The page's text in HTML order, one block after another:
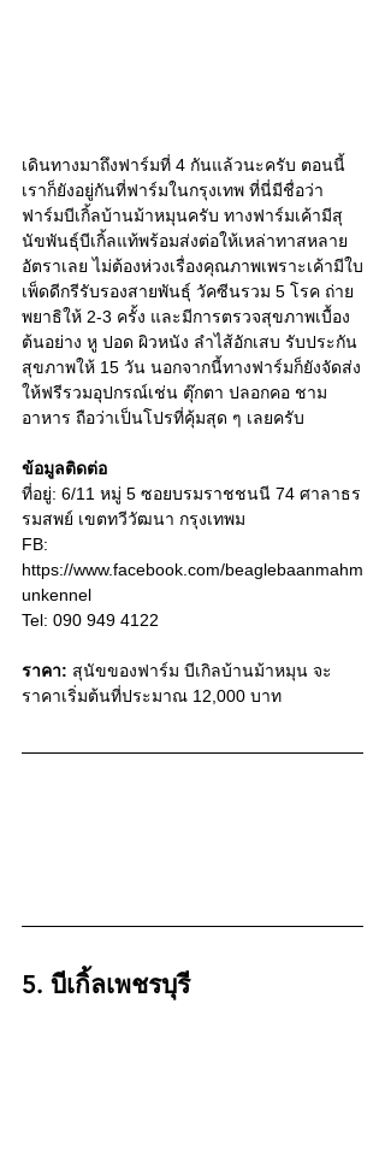
เดินทางมาถึงฟาร์มที่ 4 กันแล้วนะครับ ตอนนี้
เราก็ยังอยู่กันที่ฟาร์มในกรุงเทพ ที่นี่มีชื่อว่า
ฟาร์มบีเกิ้ลบ้านม้าหมุนครับ ทางฟาร์มเค้ามีสุ
นัขพันธุ์บีเกิ้ลแท้พร้อมส่งต่อให้เหล่าทาสหลาย
อัตราเลย ไม่ต้องห่วงเรื่องคุณภาพเพราะเค้ามีใบ
เพ็ดดีกรีรับรองสายพันธุ์ วัคซีนรวม 5 โรค ถ่าย
พยาธิให้ 2-3 ครั้ง และมีการตรวจสุขภาพเบื้อง
ต้นอย่าง หู ปอด ผิวหนัง ลำไส้อักเสบ รับประกัน
สุขภาพให้ 15 วัน นอกจากนี้ทางฟาร์มก็ยังจัดส่ง
ให้ฟรีรวมอุปกรณ์เช่น ตุ๊กตา ปลอกคอ ชาม
อาหาร ถือว่าเป็นโปรที่คุ้มสุด ๆ เลยครับ
ข้อมูลติดต่อ
ที่อยู่: 6/11 หมู่ 5 ซอยบรมราชชนนี 74 ศาลาธร
รมสพย์ เขตทวีวัฒนา กรุงเทพม
FB:
https://www.facebook.com/beaglebaanmahm
unkennel
Tel: 090 949 4122
ราคา: สุนัขของฟาร์ม บีเกิลบ้านม้าหมุน จะ
ราคาเริ่มต้นที่ประมาณ 12,000 บาท
5. บีเกิ้ลเพชรบุรี